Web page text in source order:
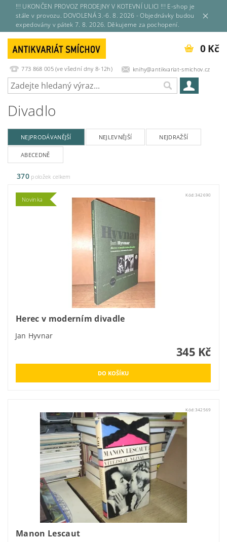
!!! UKONČEN PROVOZ PRODEJNY V KOTEVNÍ ULICI !!! E-shop je
stále v provozu. DOVOLENÁ 3.-6. 8. 2026 - Objednávky budou
expedovány v pátek 7. 8. 2026. Děkujeme za pochopení.
773 868 005 (ve všední dny 8-12h) knihy@antikvariat-smichov.cz
0 Kč
Divadlo
NEJPRODÁVANĚJŠÍ NEJLEVNĚJŠÍ NEJDRAŽŠÍ
ABECEDNĚ
370položek celkem
Novinka
Kód: 342690
Herec v moderním divadle
Jan Hyvnar
345 Kč
Kód:342569
Manon Lescaut